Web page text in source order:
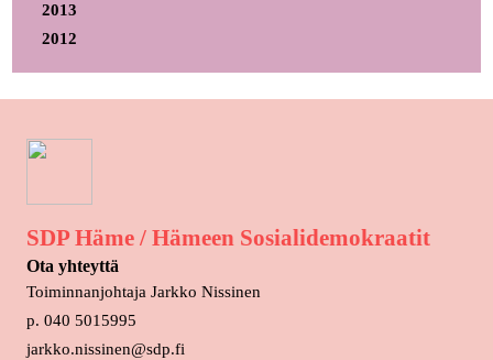
2013
2012
SDP Häme / Hämeen Sosialidemokraatit
Ota yhteyttä
Toiminnanjohtaja Jarkko Nissinen
p. 040 5015995
jarkko.nissinen@sdp.fi